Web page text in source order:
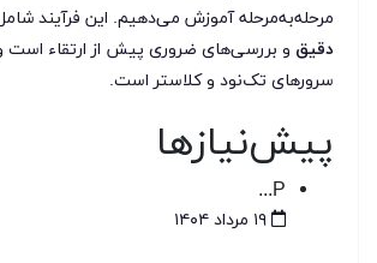
مرحله‌به‌مرحله آموزش می‌دهیم. این فرآیند
دقیق و بررسی‌های ضروری پیش از ارتقاء
سرورهای تک‌نود و کلاستر است.
پیش‌نیازها
P...